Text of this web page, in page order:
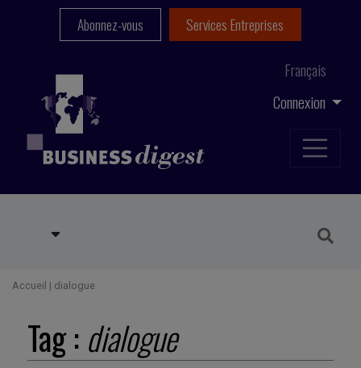
Connexion
Français
Abonnez-vous Services Entreprises
Accueil | dialogue
Tag : dialogue